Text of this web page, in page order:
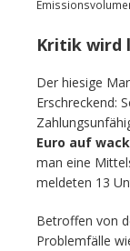
Kritik wird
Der hiesige
Erschreckend:
Euro auf
man eine
meldeten 13
Betroffen von
Problemfälle